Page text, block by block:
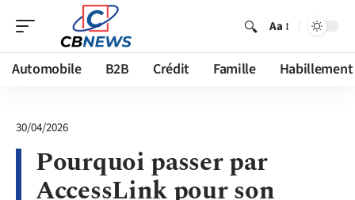
Aa
Automobile B2B Crédit Famille Habillement
30/04/2026
Pourquoi passer par
AccessLink pour son